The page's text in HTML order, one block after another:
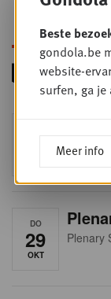
8 CEO
DO
29
OKT
Plenary
Beste
gondola.be
website-
surfen, ga
Meer info